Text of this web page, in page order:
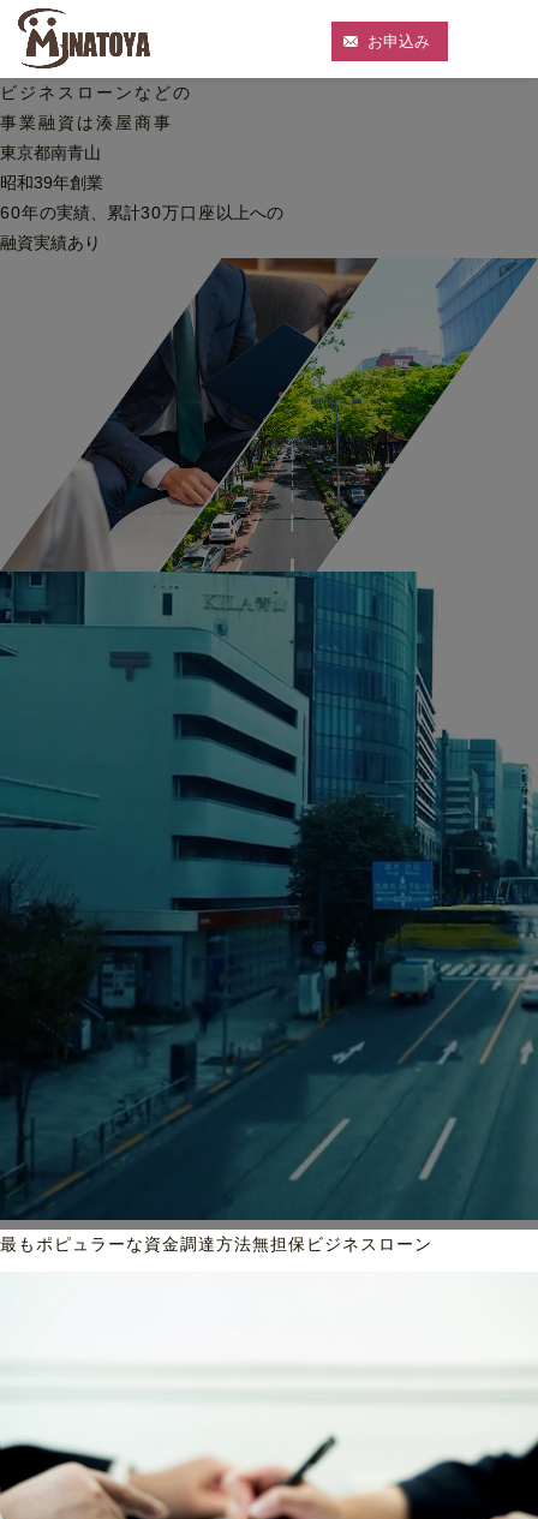
お申込み
ビジネスローンなどの
事業融資は湊屋商事
東京都南青山
昭和39年創業
60年の実績、累計30万口座 以上への
融資実績あり
最もポピュラーな資金調達方法無担保ビジネスローン